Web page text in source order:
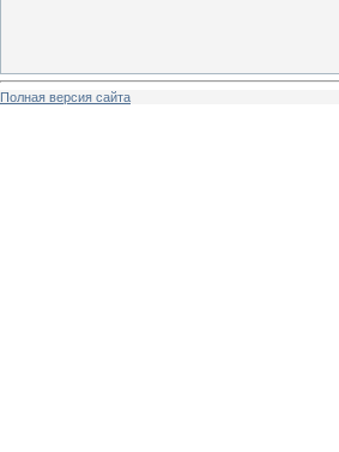
Полная версия сайта